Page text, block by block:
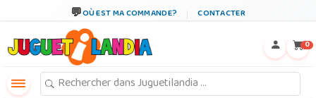
OÙ EST MA COMMANDE? CONTACTER
0